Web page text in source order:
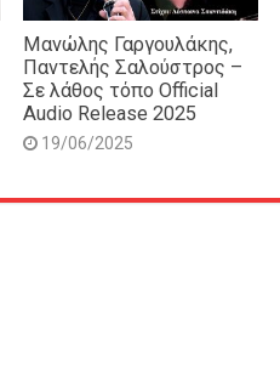
Μανώλης Γαργουλάκης,
Παντελής Σαλούστρος –
Σε λάθος τόπο Official
Audio Release 2025
19/06/2025